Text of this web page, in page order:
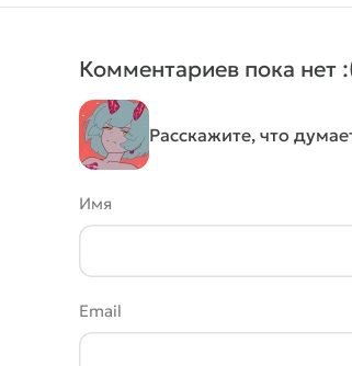
Комментариев пока нет
Расскажите, что
Имя
Email